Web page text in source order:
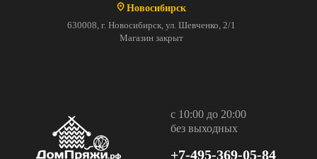
Новосибирск
630008, г. Новосибирск, ул. Шевченко, 2/1
Магазин закрыт
с 10:00 до 20:00
без выходных
+7-495-369-05-84